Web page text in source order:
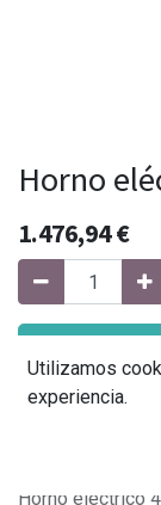
Horno
1.476,94€
Horno eléctrico
Utilizamos
experiencia.